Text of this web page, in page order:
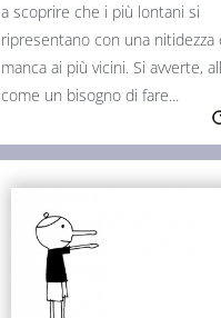
a scoprire che i più lontani si
ripresentano con una nitidezza
manca ai più vicini. Si avverte,
come un bisogno di fare...